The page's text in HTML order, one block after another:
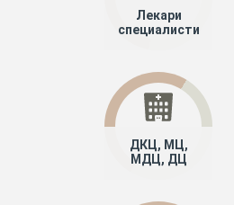
Лекари
специалисти
ДКЦ, МЦ,
МДЦ, ДЦ